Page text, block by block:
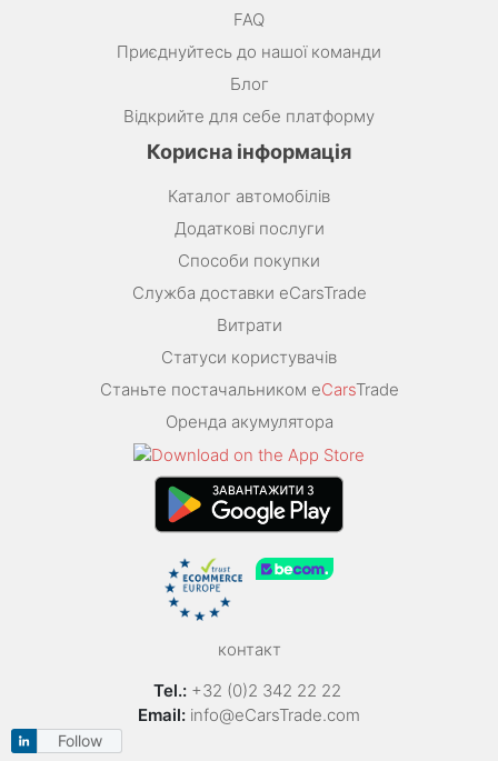
FAQ
Приєднуйтесь до нашої команди
Блог
Відкрийте для себе платформу
Корисна інформація
Каталог автомобілів
Додаткові послуги
Способи покупки
Служба доставки eCarsTrade
Витрати
Статуси користувачів
Станьте постачальником eCarsTrade
Оренда акумулятора
контакт
Tel.: +32 (0)2 342 22 22
Email: info@eCarsTrade.com
Follow